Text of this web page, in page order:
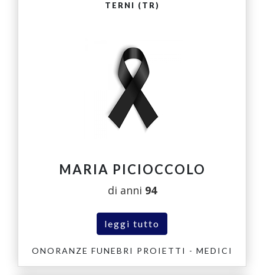
TERNI (TR)
MARIA PICIOCCOLO
di anni 94
leggi tutto
ONORANZE FUNEBRI PROIETTI - MEDICI